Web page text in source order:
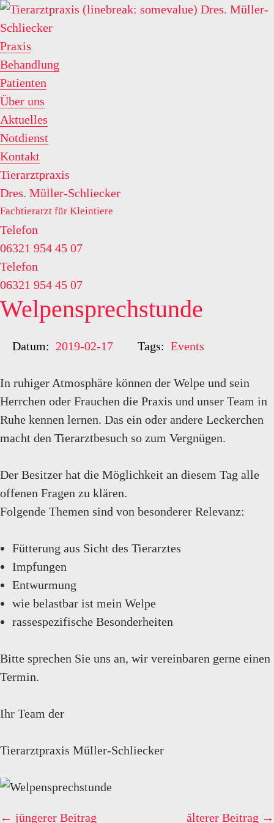
Praxis
Behandlung
Patienten
Über uns
Aktuelles
Notdienst
Kontakt
Tierarztpraxis
Dres. Müller-Schliecker
Fachtierarzt für Kleintiere
Telefon
06321 954 45 07
Telefon
06321 954 45 07
Welpensprechstunde
Datum: 2019-02-17 Tags: Events
In ruhiger Atmosphäre können der Welpe und sein
Herrchen oder Frauchen die Praxis und unser Team in
Ruhe kennen lernen. Das ein oder andere Leckerchen
macht den Tierarztbesuch so zum Vergnügen.
Der Besitzer hat die Möglichkeit an diesem Tag alle
offenen Fragen zu klären.
Folgende Themen sind von besonderer Relevanz:
Fütterung aus Sicht des Tierarztes
Impfungen
Entwurmung
wie belastbar ist mein Welpe
rassespezifische Besonderheiten
Bitte sprechen Sie uns an, wir vereinbaren gerne einen
Termin.
Ihr Team der
Tierarztpraxis Müller-Schliecker
← jüngerer Beitrag älterer Beitrag →